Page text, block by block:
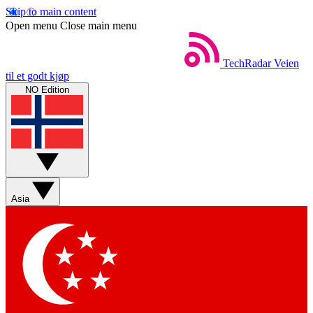
Skip to main content
Open menu Close main menu
TechRadar Veien
til et godt kjøp
NO Edition
Asia